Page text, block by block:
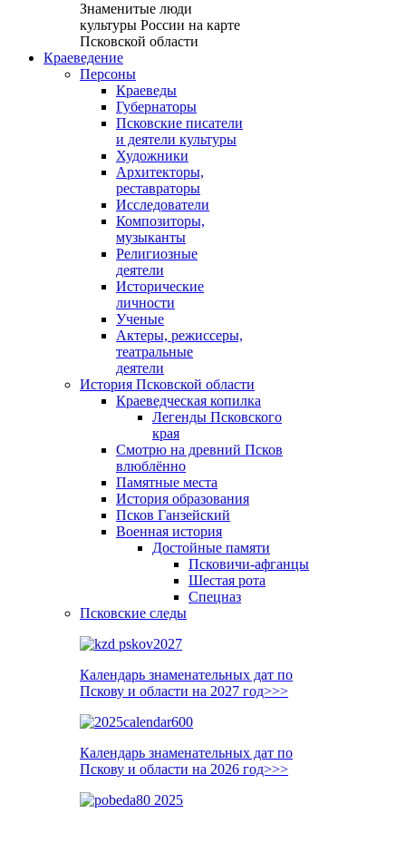
Знаменитые люди
культуры России на карте
Псковской области
Краеведение
Персоны
Краеведы
Губернаторы
Псковские писатели
и деятели культуры
Художники
Архитекторы,
реставраторы
Исследователи
Композиторы,
музыканты
Религиозные
деятели
Исторические
личности
Ученые
Актеры, режиссеры,
театральные
деятели
История Псковской области
Краеведческая копилка
Легенды Псковского
края
Смотрю на древний Псков
влюблённо
Памятные места
История образования
Псков Ганзейский
Военная история
Достойные памяти
Псковичи-афганцы
Шестая рота
Спецназ
Псковские следы
Календарь знаменательных дат по
Пскову и области на 2027 год>>>
Календарь знаменательных дат по
Пскову и области на 2026 год>>>